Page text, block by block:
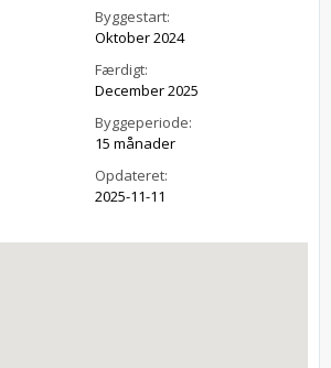
Byggestart:
Oktober 2024
Færdigt:
December 2025
Byggeperiode:
15 månader
Opdateret:
2025-11-11